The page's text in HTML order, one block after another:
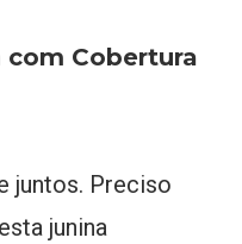
Cobertura
juntos. Preciso
junina